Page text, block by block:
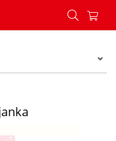
Bojanka - Konzum